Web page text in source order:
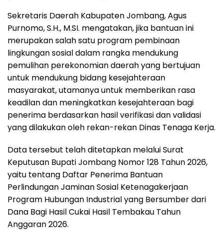
Sekretaris Daerah Kabupaten Jombang, Agus
Purnomo, S.H., M.SI. mengatakan, jika bantuan ini
merupakan salah satu program pembinaan
lingkungan sosial dalam rangka mendukung
pemulihan perekonomian daerah yang bertujuan
untuk mendukung bidang kesejahteraan
masyarakat, utamanya untuk memberikan rasa
keadilan dan meningkatkan kesejahteraan bagi
penerima berdasarkan hasil verifikasi dan validasi
yang dilakukan oleh rekan-rekan Dinas Tenaga Kerja.
Data tersebut telah ditetapkan melalui Surat
Keputusan Bupati Jombang Nomor 128 Tahun 2026,
yaitu tentang Daftar Penerima Bantuan
Perlindungan Jaminan Sosial Ketenagakerjaan
Program Hubungan Industrial yang Bersumber dari
Dana Bagi Hasil Cukai Hasil Tembakau Tahun
Anggaran 2026.